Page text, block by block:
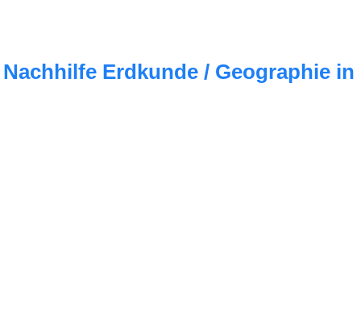
Nachhilfe Erdkunde / Geographie in